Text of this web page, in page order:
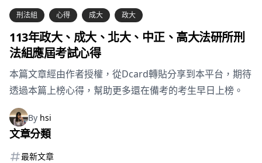
刑法組 心得 成大 政大
113年政大、成大、北大、中正、高大法研所刑
法組應屆考試心得
本篇文章經由作者授權，從Dcard轉貼分享到本平台，期待
透過本篇上榜心得，幫助更多還在備考的考生早日上榜。
By hsi
文章分類
最新文章